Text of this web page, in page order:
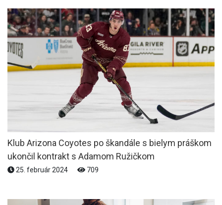
Klub Arizona Coyotes po škandále s bielym práškom
ukončil kontrakt s Adamom Ružičkom
25. február 2024 709